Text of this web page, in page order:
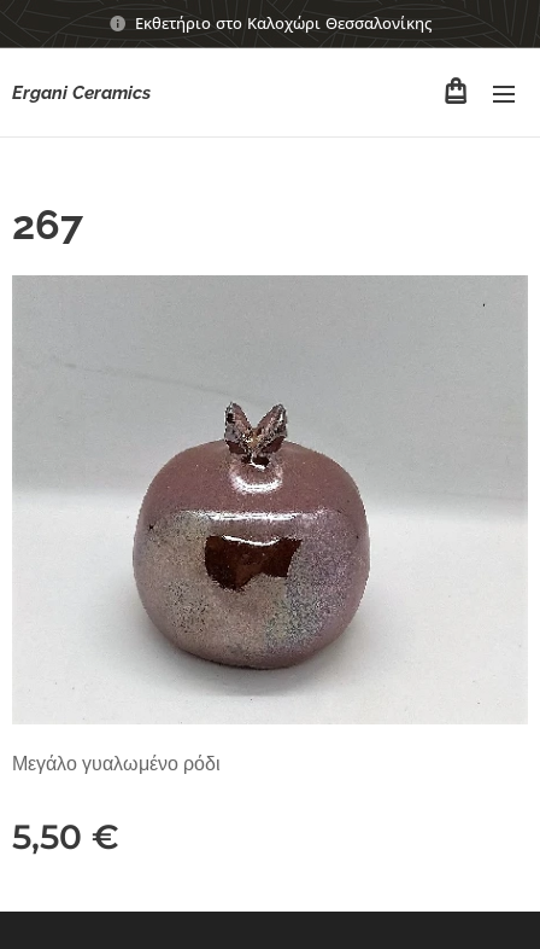
Εκθετήριο στο Καλοχώρι Θεσσαλονίκης
Ergani Ceramics
267
Μεγάλο γυαλωμένο ρόδι
5,50 €